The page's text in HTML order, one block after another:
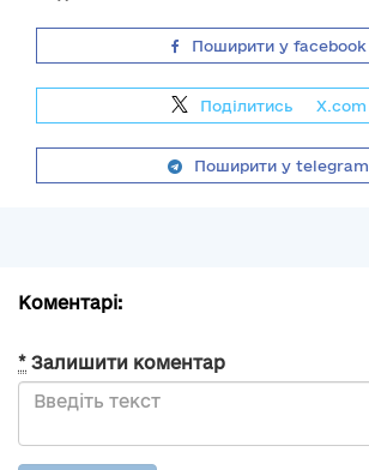
Поширити у facebook
Поділитись X.com
Поширити у telegram
Коментарі:
* Залишити коментар